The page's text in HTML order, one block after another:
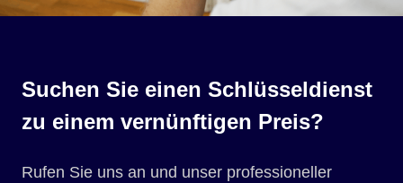
Suchen Sie einen Schlüsseldienst
zu einem vernünftigen Preis?
Rufen Sie uns an und unser professioneller